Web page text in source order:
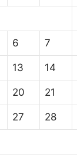
6 7
13 14
20 21
27 28